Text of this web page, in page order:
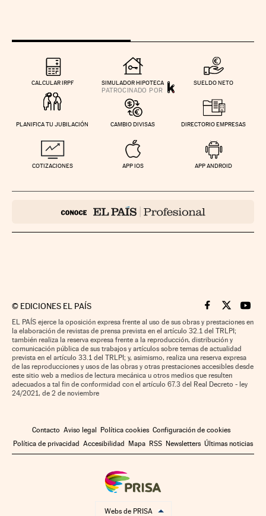
CALCULAR IRPF SIMULADOR HIPOTECA SUELDO NETO
PLANIFICA TU JUBILACIÓN CAMBIO DIVISAS DIRECTORIO EMPRESAS
COTIZACIONES APP IOS APP ANDROID
© EDICIONES EL PAÍS Cinco Días en
Cinco Días
Cinco
EL PAÍS ejerce la oposición expresa frente al uso de sus obras y prestaciones en
la elaboración de revistas de prensa prevista en el artículo 32.1 del TRLPI;
también realiza la reserva expresa frente a la reproducción, distribución y
comunicación pública de sus trabajos y artículos sobre temas de actualidad
prevista en el artículo 33.1 del TRLPI; y, asimismo, realiza una reserva expresa
de las reproducciones y usos de las obras y otras prestaciones accesibles desde
este sitio web a medios de lectura mecánica u otros medios que resulten
adecuados a tal fin de conformidad con el artículo 67.3 del Real Decreto - ley
24/2021, de 2 de noviembre
Contacto Aviso legal Política cookies Configuración de cookies
Política de privacidad Accesibilidad Mapa RSS Newsletters Últimas noticias
Webs de PRISA